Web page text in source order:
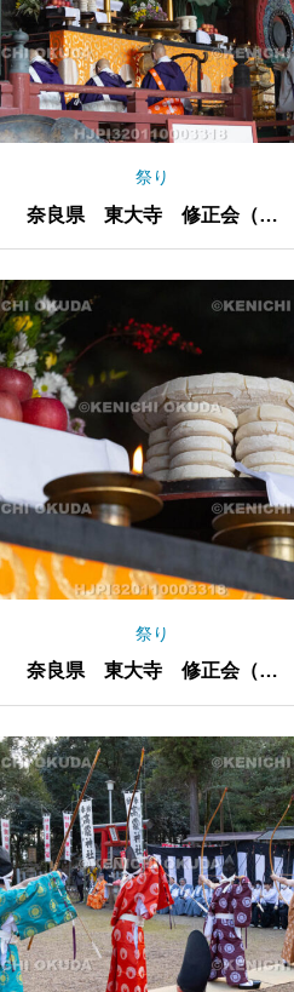
祭り
奈良県 東大寺 修正会（し
ゅしょうえ）
祭り
奈良県 東大寺 修正会（し
ゅしょうえ） 笠餅